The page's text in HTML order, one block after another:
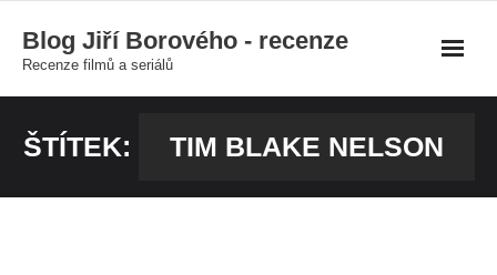
content
Blog Jiří Borového - recenze
Recenze filmů a seriálů
ŠTÍTEK: TIM BLAKE NELSON